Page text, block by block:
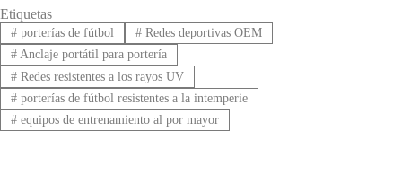
Etiquetas
#porterías de fútbol #Redes deportivas OEM
#Anclaje portátil para portería
#Redes resistentes a los rayos UV
#porterías de fútbol resistentes a la intemperie
#equipos de entrenamiento al por mayor